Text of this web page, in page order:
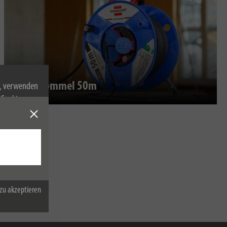
verwenden
zu.
akzeptieren
Kabeltrommel 50m